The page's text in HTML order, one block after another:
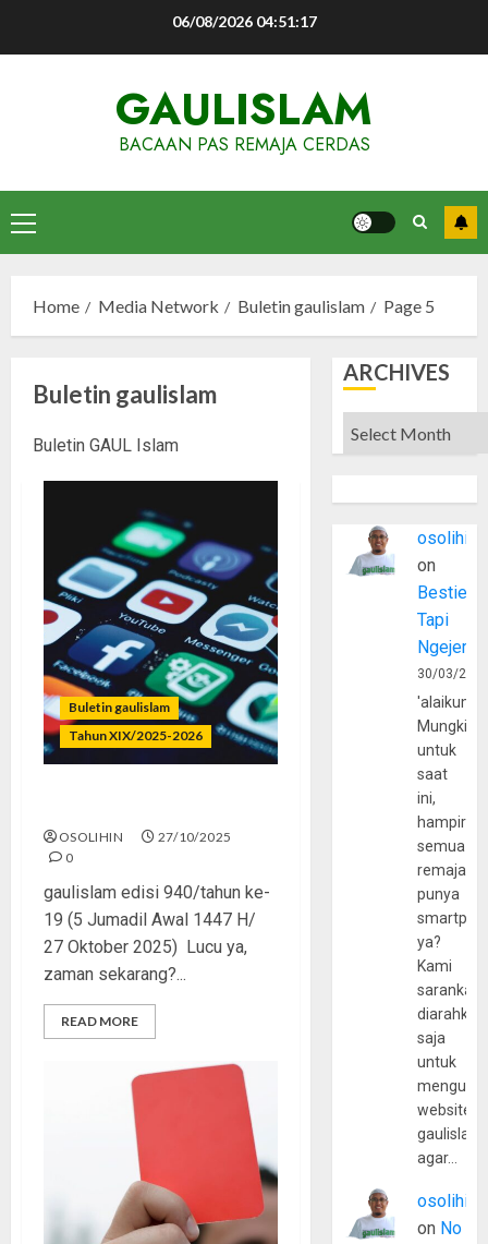
06/08/2026 04:51:18
GAULISLAM
BACAAN PAS REMAJA CERDAS
Primary
Menu
Home Media Network Buletin gaulislam Page 5
Buletin gaulislam
Buletin GAUL Islam
Buletin gaulislam
Tahun XIX/2025-2026
OSOLIHIN
27/10/2025
0
gaulislam edisi 940/tahun ke-
19 (5 Jumadil Awal 1447 H/
27 Oktober 2025) Lucu ya,
zaman sekarang?...
READ MORE
ARCHIVES
Archives
osolihin
on
Bestie
Tapi
30/03/
Mungkin
untuk
saat
ini,
hampir
semua
remaja
punya
ya?
Kami
sarankan,
diarahkan
saja
untuk
website
agar…
osolihin
on No